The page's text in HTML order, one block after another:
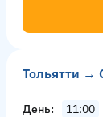
Тольятти →
День 11:00